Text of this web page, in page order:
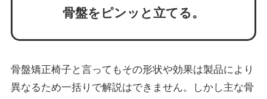
骨盤をピンッと立てる。
骨盤矯正椅子と言ってもその形状や効果は製品により
異なるため一括りで解説はできません。しかし主な骨